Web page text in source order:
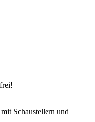
Schaustellern und